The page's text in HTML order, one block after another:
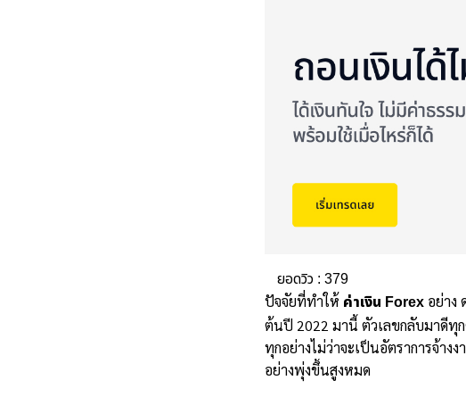
ยอดวิว : 379
ปัจจัยที่ทำให้ ค่าเงิน Forex อย่าง
ต้นปี 2022 มานี้ ตัวเลขกลับมาดีทุ
ทุกอย่างไม่ว่าจะเป็นอัตราการจ้าง
อย่างพุ่งขึ้นสูงหมด